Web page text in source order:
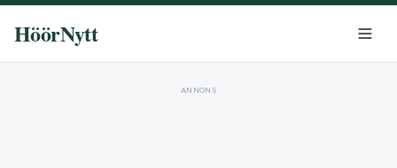
HöörNytt
ANNONS